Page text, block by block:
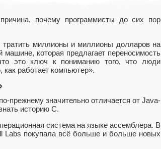
почему программисты до сих пор
миллионы и миллионы долларов на
которая предлагает переносимость
это ключ к пониманию того, что люди
как работает компьютер».
прежнему значительно отличается от Java-
историю С.
система на языке ассемблера. В
Labs покупала всё больше и больше новых